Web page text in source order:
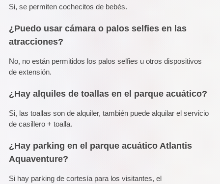
Si, se permiten cochecitos de bebés.
¿Puedo usar cámara o palos selfies en las
atracciones?
No, no están permitidos los palos selfies u otros dispositivos
de extensión.
¿Hay alquiles de toallas en el parque acuático?
Si, las toallas son de alquiler, también puede alquilar el servicio
de casillero + toalla.
¿Hay parking en el parque acuático Atlantis
Aquaventure?
Si hay parking de cortesía para los visitantes, el